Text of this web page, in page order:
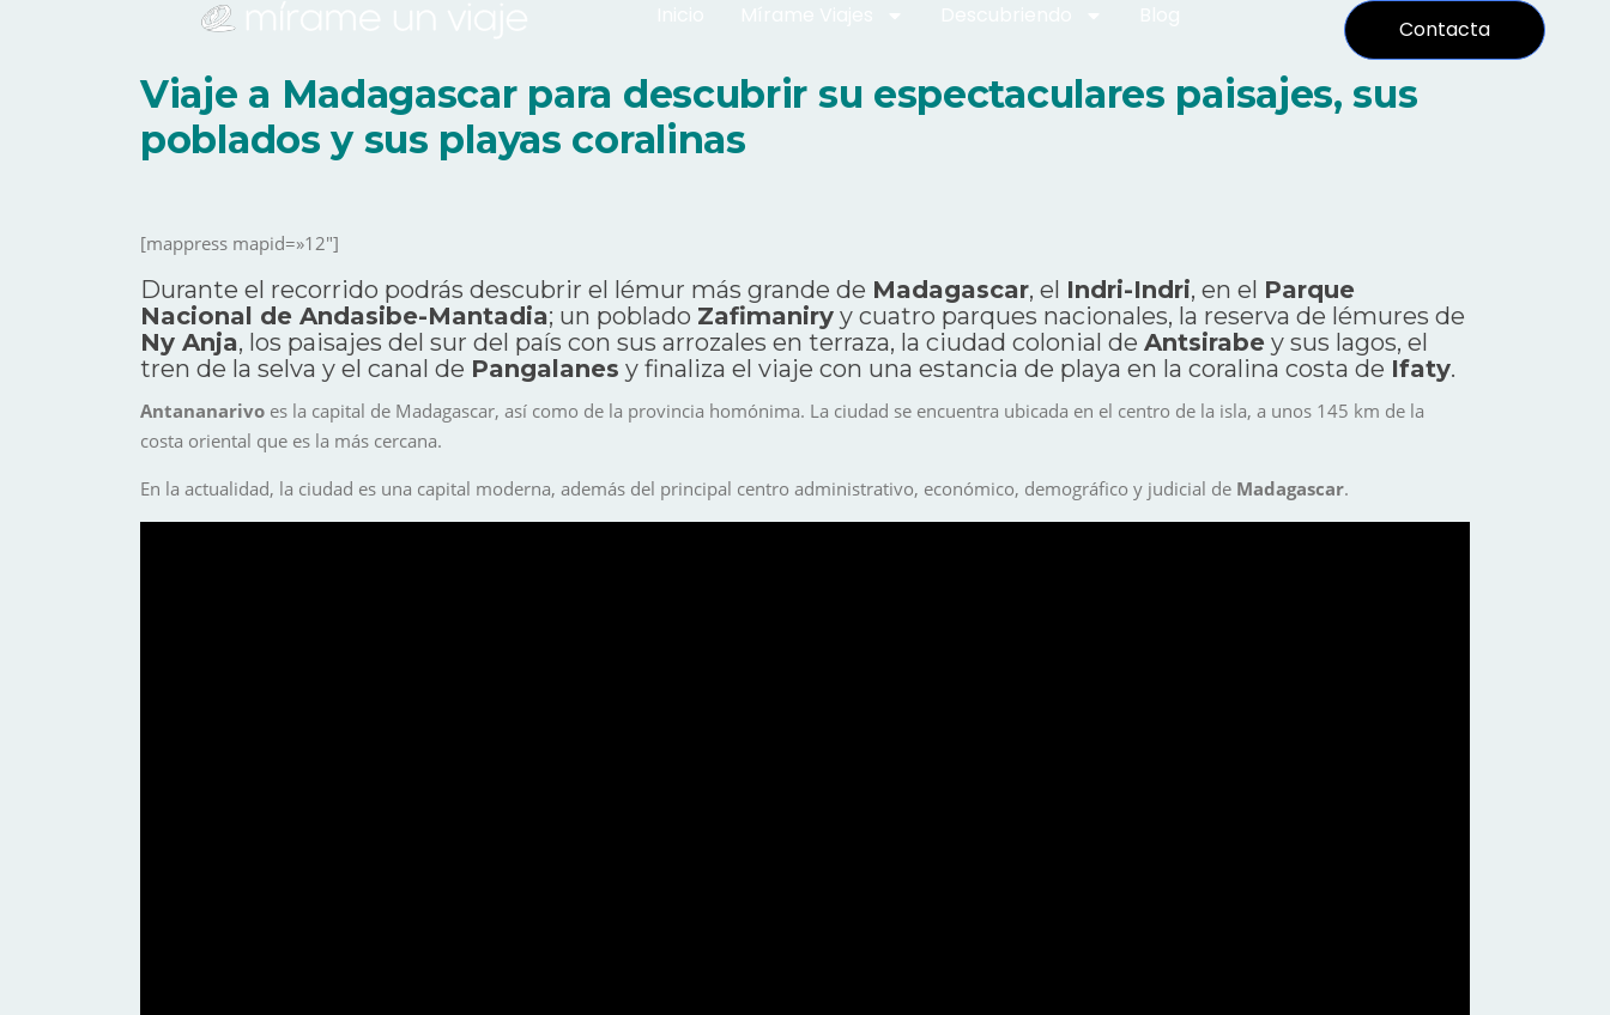
Contacta
Viaje a Madagascar para descubrir su espectaculares paisajes, sus
poblados y sus playas coralinas
[mappress mapid=»12″]
Durante el recorrido podrás descubrir el lémur más grande de Madagascar, el Indri-Indri, en el Parque
Nacional de Andasibe-Mantadia; un poblado Zafimaniry y cuatro parques nacionales, la reserva de lémures de
Ny Anja, los paisajes del sur del país con sus arrozales en terraza, la ciudad colonial de Antsirabe y sus lagos, el
tren de la selva y el canal de Pangalanes y finaliza el viaje con una estancia de playa en la coralina costa de Ifaty.
Antananarivo es la capital de Madagascar, así como de la provincia homónima. La ciudad se encuentra ubicada en el centro de la isla, a unos 145 km de la
costa oriental que es la más cercana.
En la actualidad, la ciudad es una capital moderna, además del principal centro administrativo, económico, demográfico y judicial de Madagascar.